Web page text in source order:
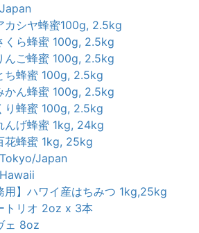
カシヤ蜂蜜100g, 2.5kg
くら蜂蜜 100g, 2.5kg
んご蜂蜜 100g, 2.5kg
ち蜂蜜 100g, 2.5kg
かん蜂蜜 100g, 2.5kg
り蜂蜜 100g, 2.5kg
んげ蜂蜜 1kg, 24kg
花蜂蜜 1kg, 25kg
Japan
用】ハワイ産はちみつ 1kg,25kg
トリオ 2oz x 3本
ェ 8oz